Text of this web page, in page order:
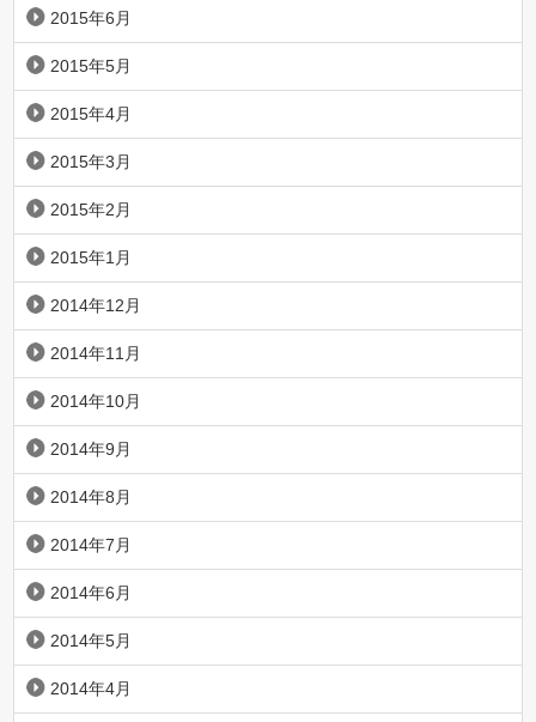
2015年6月
2015年5月
2015年4月
2015年3月
2015年2月
2015年1月
2014年12月
2014年11月
2014年10月
2014年9月
2014年8月
2014年7月
2014年6月
2014年5月
2014年4月